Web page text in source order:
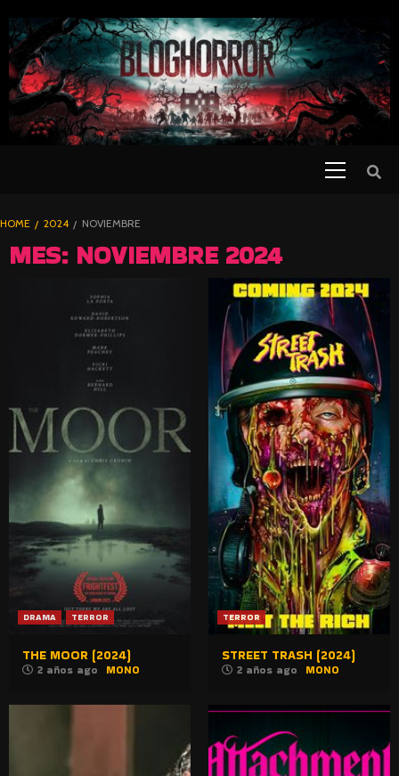
TO
CONTENT
BLOGHORROR
⋆
HOME 2024 NOVIEMBRE
MES: NOVIEMBRE 2024
DRAMA TERROR
THE MOOR (2024)
2 años ago MONO
TERROR
STREET TRASH (2024)
2 años ago MONO